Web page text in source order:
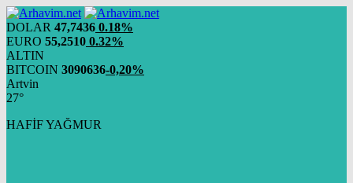
DOLAR 47,7436 0.18%
EURO 55,2510 0.32%
ALTIN
BITCOIN 3090636-0,20%
Artvin
27°
HAFİF YAĞMUR